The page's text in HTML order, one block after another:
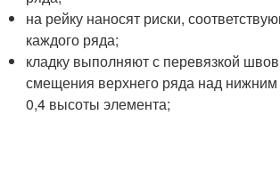
на рейку наносят риски,
каждого ряда;
кладку выполняют с перевязкой
смещения верхнего ряда над
0,4 высоты элемента;